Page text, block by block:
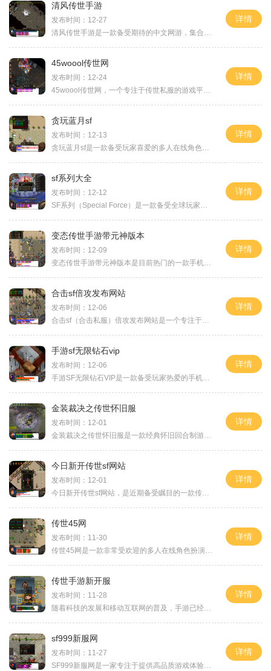
清风传世手游
发布时间：12-27
清风传世手游是一款备受期待的中文网游，集合了多种经典元素，为玩家带来了全新的游戏体验。它以其精美的画面、丰富的玩法和独特的剧情吸引了无数玩家的注意。下面将为大家详
详情
45woool传世网
发布时间：12-24
45woool传世网，一个专注于传世私服的游戏平台。玩家可以尽情沉浸于传世世界的魅力当中，体验无尽的冒险与挑战。本文将详细介绍45woool传世网的游戏玩法，带您一起探索这个令人心动
详情
贪玩蓝月sf
发布时间：12-13
贪玩蓝月sf是一款备受玩家喜爱的多人在线角色扮演游戏，以其丰富的玩法和令人沉迷的游戏体验而闻名。下面将详细介绍游戏的具体玩法，以及为何吸引了如此众多的玩家。在贪玩蓝月
详情
sf系列大全
发布时间：12-12
SF系列（Special Force）是一款备受全球玩家喜爱的第一人称射击游戏系列。这个系列由韩国游戏开发商Dragonfly Studio制作，并通过世界各地的发行商进行发行。SF系列深受玩家欢迎的原因之
详情
变态传世手游带元神版本
发布时间：12-09
变态传世手游带元神版本是目前热门的一款手机游戏，以其独特的玩法和精美的画面吸引了广大玩家的关注。本文将为大家详细介绍这款游戏的具体玩法。让我们先来了解一下这款游戏
详情
合击sf倍攻发布网站
发布时间：12-06
合击sf（合击私服）倍攻发布网站是一个专注于合击私服倍攻版本的游戏发布平台。在这个网站上，玩家可以找到各类合击私服倍攻版本的游戏信息、玩法介绍和最新的版本发布消息。以
详情
手游sf无限钻石vip
发布时间：12-06
手游SF无限钻石VIP是一款备受玩家热爱的手机游戏，它以其丰富的玩法和无限钻石VIP特权，吸引了大量的玩家投入其中。无论是战斗、培养还是社交，玩家们都能找到自己的乐趣。手游
详情
金装裁决之传世怀旧服
发布时间：12-01
金装裁决之传世怀旧服是一款经典怀旧回合制游戏，它将玩家带回到了经典的回合制游戏时代，让他们重温那些令人难以忘怀的游戏经历。在这款游戏中，玩家可以选择不同的职业和角
详情
今日新开传世sf网站
发布时间：12-01
今日新开传世sf网站，是近期备受瞩目的一款传世类游戏。该游戏以传世经典版本为基础，结合全新的玩法和创新的系统，为玩家们带来了全新的游戏体验。下面将为大家详细介绍这款游
详情
传世45网
发布时间：11-30
传世45网是一款非常受欢迎的多人在线角色扮演游戏。游戏提供了丰富多样的游戏玩法，让玩家可以尽情体验游戏的乐趣。在这个游戏中，玩家可以选择自己喜欢的职业，并与其他玩家一
详情
传世手游新开服
发布时间：11-28
随着科技的发展和移动互联网的普及，手游已经成为了现代人生活中不可或缺的一部分。而传世手游作为其中的佼佼者，一直以来都备受玩家的喜爱。而此次，传世手游又迎来了新的开
详情
sf999新服网
发布时间：11-27
SF999新服网是一家专注于提供高品质游戏体验的在线游戏平台。作为一家致力于追求创新和独特玩法的游戏平台，SF999新服网凭借其广受欢迎的游戏内容和优质的服务而备受玩家喜爱。
详情